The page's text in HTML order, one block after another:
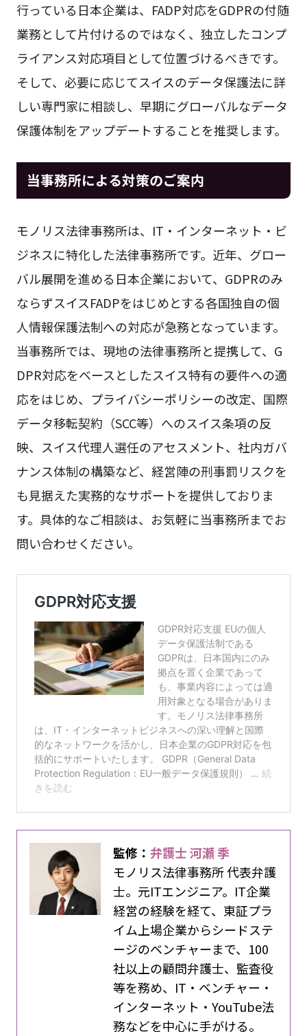
行っている日本企業は、FADP対応をGDPRの付随
業務として片付けるのではなく、独立したコンプ
ライアンス対応項目として位置づけるべきです。
そして、必要に応じてスイスのデータ保護法に詳
しい専門家に相談し、早期にグローバルなデータ
保護体制をアップデートすることを推奨します。
当事務所による対策のご案内
モノリス法律事務所は、IT・インターネット・ビ
ジネスに特化した法律事務所です。近年、グロー
バル展開を進める日本企業において、GDPRのみ
ならずスイスFADPをはじめとする各国独自の個
人情報保護法制への対応が急務となっています。
当事務所では、現地の法律事務所と提携して、G
DPR対応をベースとしたスイス特有の要件への適
応をはじめ、プライバシーポリシーの改定、国際
データ移転契約（SCC等）へのスイス条項の反
映、スイス代理人選任のアセスメント、社内ガバ
ナンス体制の構築など、経営陣の刑事罰リスクを
も見据えた実務的なサポートを提供しておりま
す。具体的なご相談は、お気軽に当事務所までお
問い合わせください。
監修：弁護士 河瀬 季
モノリス法律事務所 代表弁護
士。元ITエンジニア。IT企業
経営の経験を経て、東証プラ
イム上場企業からシードステ
ージのベンチャーまで、100
社以上の顧問弁護士、監査役
等を務め、IT・ベンチャー・
インターネット・YouTube法
務などを中心に手がける。